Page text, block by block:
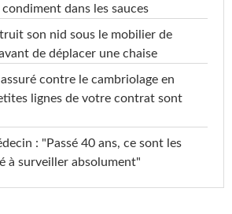
dans les sauces
son nid sous le mobilier de
de déplacer une chaise
contre le cambriolage en
lignes de votre contrat sont
: "Passé 40 ans, ce sont les
à surveiller absolument"